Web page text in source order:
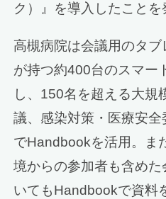
ク）』を導入したことを
高槻病院は会議用のタ
が持つ約400台のスマー
し、150名を超える大規
議、感染対策・医療安
でHandbookを活用。ま
境からの参加者も含め
いてもHandbookで資料